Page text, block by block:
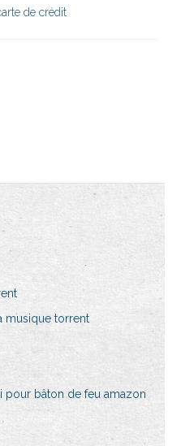
de crédit
musique torrent
pour bâton de feu amazon